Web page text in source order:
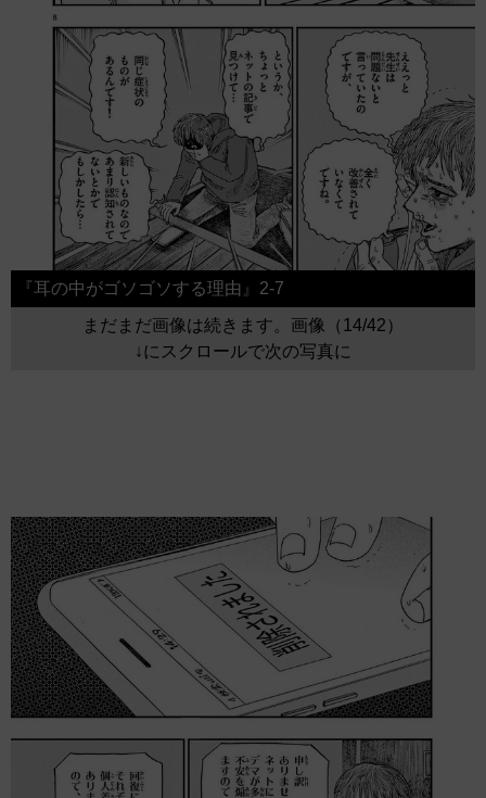
『耳の中がゴソゴソする理由』2-7
まだまだ画像は続きます。画像（14/42）
↓にスクロールで次の写真に